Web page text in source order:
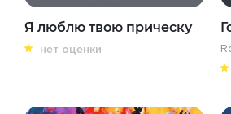
Я люблю твою прическу
нет оценки